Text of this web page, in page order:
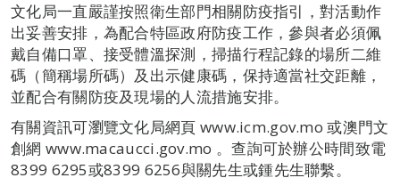
文化局一直嚴謹按照衛生部門相關防疫指引，對活動作
出妥善安排，為配合特區政府防疫工作，參與者必須佩
戴自備口罩、接受體溫探測，掃描行程記錄的場所二維
碼（簡稱場所碼）及出示健康碼，保持適當社交距離，
並配合有關防疫及現場的人流措施安排。
有關資訊可瀏覽文化局網頁 www.icm.gov.mo 或澳門文
創網 www.macaucci.gov.mo 。查詢可於辦公時間致電
8399 6295或8399 6256與關先生或鍾先生聯繫。